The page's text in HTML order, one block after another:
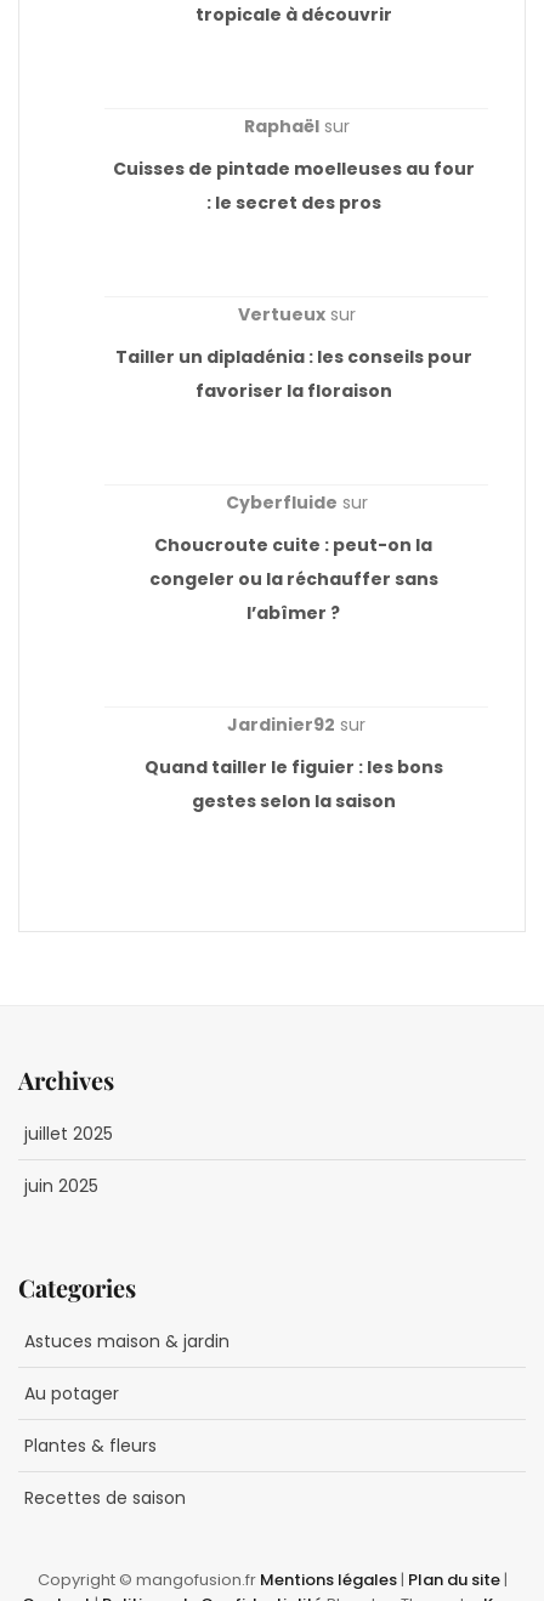
tropicale à découvrir
Raphaëlsur
Cuisses de pintade moelleuses au four
: le secret des pros
Vertueuxsur
Tailler un dipladénia : les conseils pour
favoriser la floraison
Cyberfluide sur
Choucroute cuite : peut-on la
congeler ou la réchauffer sans
l’abîmer ?
Jardinier92 sur
Quand tailler le figuier : les bons
gestes selon la saison
Archives
juillet 2025
juin 2025
Categories
Astuces maison & jardin
Au potager
Plantes & fleurs
Recettes de saison
Copyright © mangofusion.fr Mentions légales| Plan du site|